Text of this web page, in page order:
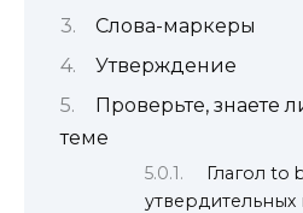
Слова-маркеры
Утверждение
Проверьте, знаете
теме
Глагол to